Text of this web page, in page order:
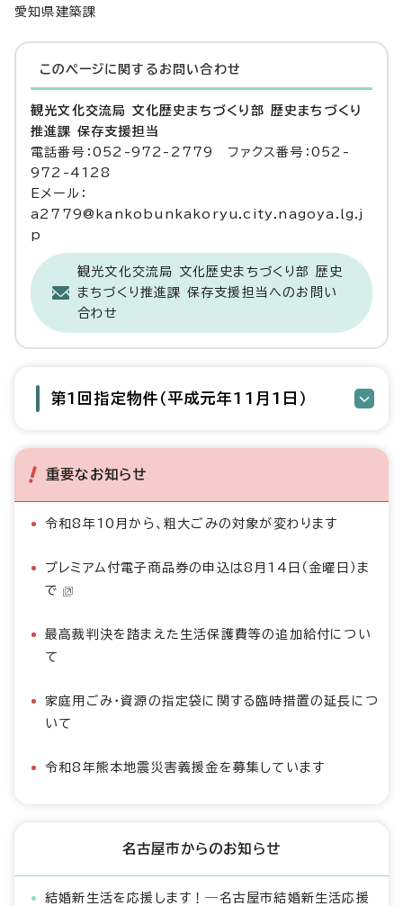
愛知県建築課
このページに関する お問い合わせ
観光文化交流局 文化歴史まちづくり部 歴史まちづくり
推進課 保存支援担当
電話番号：052-972-2779 ファクス番号：052-
972-4128
Eメール：
a2779@kankobunkakoryu.city.nagoya.lg.j
p
観光文化交流局 文化歴史まちづくり部 歴史
まちづくり推進課 保存支援担当へのお問い
合わせ
第1回指定物件（平成元年11月1日）
重要なお知らせ
令和8年10月から、粗大ごみの対象が変わります
プレミアム付電子商品券の申込は8月14日（金曜日）ま
で
最高裁判決を踏まえた生活保護費等の追加給付につい
て
家庭用ごみ・資源の指定袋に関する臨時措置の延長につ
いて
令和8年熊本地震災害義援金を募集しています
名古屋市からのお知らせ
結婚新生活を応援します！―名古屋市結婚新生活応援